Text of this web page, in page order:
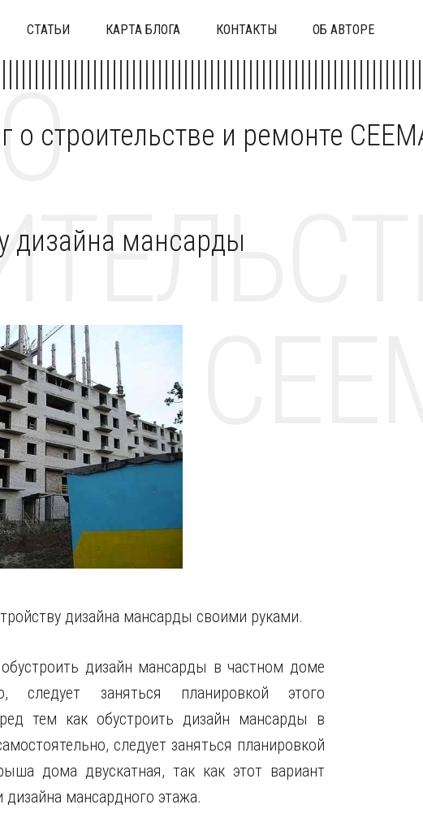
СТАТЬИ КАРТА БЛОГА КОНТАКТЫ ОБ АВТОРЕ
о строительстве и ремонте
дизайна мансарды
дизайна мансарды своими руками.
дизайн мансарды в частном доме
следует заняться планировкой этого
тем как обустроить дизайн мансарды в
следует заняться планировкой
дома двускатная, так как этот вариант
мансардного этажа.